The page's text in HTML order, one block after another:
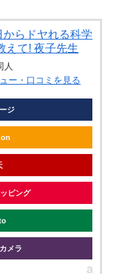
らドヤれる科学
えて! 夜子先生
人
ー・口コミを見る
ジ
ピング
メラ